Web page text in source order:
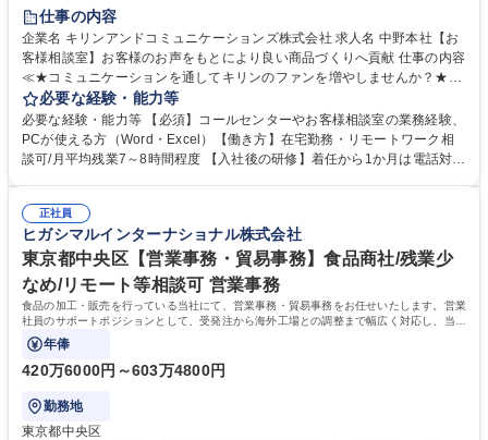
仕事の内容
企業名 キリンアンドコミュニケーションズ株式会社 求人名 中野本社【お
客様相談室】お客様のお声をもとにより良い商品づくりへ貢献 仕事の内容
≪★コミュニケーションを通してキリンのファンを増やしませんか？★≫
お客様のお声をより良い商品づくりに活かしていく上で、窓口となるお客
様相談室でのお仕事です。 日々お客様からいただくキリングループへのご
意見を、企業活動に活かしています。お客様からの声に迅速かつ誠意をも
って対応、情報提供するとともにグループ内活動に反映しています。 【具
平均100件前後■メール・手紙：同上40件前後 募集職種 中野本社【お客様
相談室】お客様のお声をもとにより良い商品づくりへ貢献
必要な経験・能力等
必要な経験・能力等 【必須】コールセンターやお客様相談室の業務経験、
PCが使える方（Word・Excel）【働き方】在宅勤務・リモートワーク相
談可/月平均残業7～8時間程度 【入社後の研修】着任から1か月は電話対応
すのでご安心ください。 【当社について】キリングループの広報機能を担
う会社として、お客様との出会いを大切にし、磨き上げたホスピタリティ
を込めてコミュニケーションをとりながら広報関連業務を行っておりま
す。 学歴・資格 学歴：大学院 大学 高専 短大 専修学校 高校 語学力： 資
格：
正社員
ヒガシマルインターナショナル株式会社
東京都中央区【営業事務・貿易事務】食品商社/残業少
なめ/リモート等相談可 営業事務
食品の加工・販売を行っている当社にて、営業事務・貿易事務をお任せいたします。営業
社員のサポートポジションとして、受発注から海外工場との調整まで幅広く対応し、当社
事業の根幹を支えていただきます。
年俸
420万6000円～603万4800円
勤務地
東京都中央区